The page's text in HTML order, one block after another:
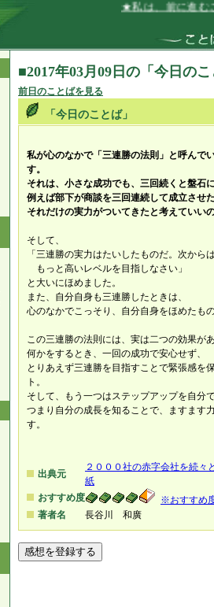
★私は、前に進むこ
■2017年03月09日の「今日の
前日のことばを見る
「今日のことば」
私が心のなかで「三連勝の法則」と呼んで
す。
それは、小さな成功でも、三回続くと盤石
例えば部下が商談を三回連続して成立させ
それだけの実力がついてきたと考えていい
そして、
「三連勝の実力はたいしたものだ。次から
もっと高いレベルを目指しなさい」
と大いにほめました。
また、自分自身も三連勝したときは、
心のなかでこっそり、自分自身をほめたも
この三連勝の法則には、実は二つの効果が
何かをするとき、一回の成功で安心せず、
とりあえず三連勝を目指すことで緊張感を
ト。
そして、もう一つはステップアップを自分
つまり自分の成長を知ることで、ますます
す。
出典元
２０００社の赤字会社を続
紙
おすすめ度
※おすすめ
著者名
長谷川 和廣